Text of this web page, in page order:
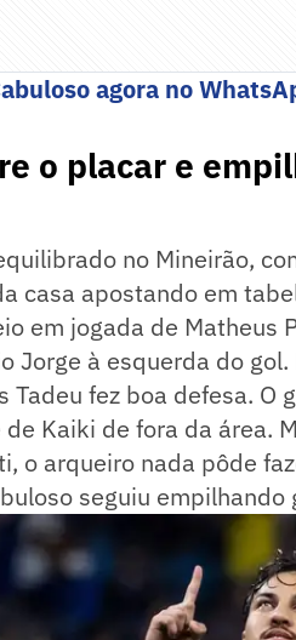
agora no
o placar e
no Mineirão,
casa apostando em
em jogada de Matheus
Jorge à esquerda do
Tadeu fez boa defesa. O
Kaiki de fora da área.
o arqueiro nada pôde
seguiu empilhando